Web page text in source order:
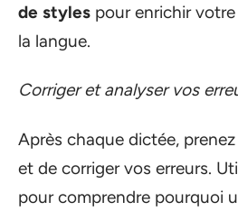
de styles pour enrichir
la langue.
Corriger et analyser vos
Après chaque dictée,
et de corriger vos erreurs.
pour comprendre pourquoi